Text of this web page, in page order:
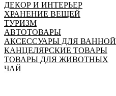
ДЕКОР И ИНТЕРЬЕР
ХРАНЕНИЕ ВЕЩЕЙ
ТУРИЗМ
АВТОТОВАРЫ
АКСЕССУАРЫ ДЛЯ ВАННОЙ
КАНЦЕЛЯРСКИЕ ТОВАРЫ
ТОВАРЫ ДЛЯ ЖИВОТНЫХ
ЧАЙ